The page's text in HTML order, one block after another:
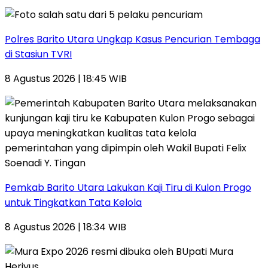
Polres Barito Utara Ungkap Kasus Pencurian Tembaga
di Stasiun TVRI
8 Agustus 2026 | 18:45 WIB
Pemkab Barito Utara Lakukan Kaji Tiru di Kulon Progo
untuk Tingkatkan Tata Kelola
8 Agustus 2026 | 18:34 WIB